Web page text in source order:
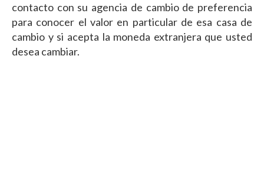
contacto con su agencia de cambio de preferencia
para conocer el valor en particular de esa casa de
cambio y si acepta la moneda extranjera que usted
desea cambiar.